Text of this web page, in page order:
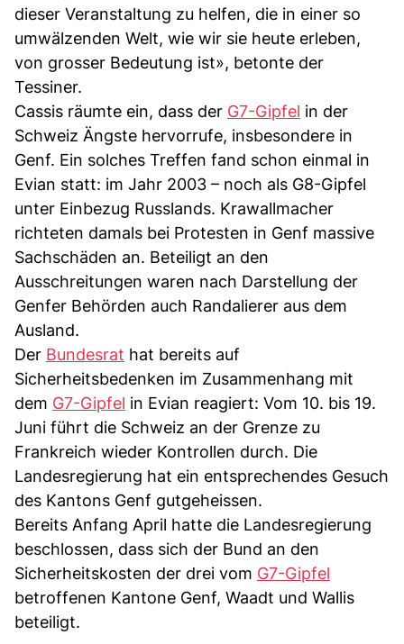
dieser Veranstaltung zu helfen, die in einer so
umwälzenden Welt, wie wir sie heute erleben,
von grosser Bedeutung ist», betonte der
Tessiner.
Cassis räumte ein, dass der G7-Gipfel in der
Schweiz Ängste hervorrufe, insbesondere in
Genf. Ein solches Treffen fand schon einmal in
Evian statt: im Jahr 2003 – noch als G8-Gipfel
unter Einbezug Russlands. Krawallmacher
richteten damals bei Protesten in Genf massive
Sachschäden an. Beteiligt an den
Ausschreitungen waren nach Darstellung der
Genfer Behörden auch Randalierer aus dem
Ausland.
Der Bundesrat hat bereits auf
Sicherheitsbedenken im Zusammenhang mit
dem G7-Gipfel in Evian reagiert: Vom 10. bis 19.
Juni führt die Schweiz an der Grenze zu
Frankreich wieder Kontrollen durch. Die
Landesregierung hat ein entsprechendes Gesuch
des Kantons Genf gutgeheissen.
Bereits Anfang April hatte die Landesregierung
beschlossen, dass sich der Bund an den
Sicherheitskosten der drei vom G7-Gipfel
betroffenen Kantone Genf, Waadt und Wallis
beteiligt.